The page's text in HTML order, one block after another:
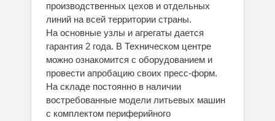
производственных цехов и отдельных
линий на всей территории страны.
На основные узлы и агрегаты дается
гарантия 2 года. В Техническом центре
можно ознакомится с оборудованием и
провести апробацию своих пресс-форм.
На складе постоянно в наличии
востребованные модели литьевых машин
с комплектом периферийного